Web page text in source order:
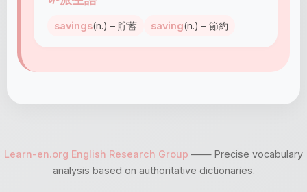
savings(n.) – 貯蓄 saving(n.) – 節約
Learn-en.org English Research Group —— Precise vocabulary
analysis based on authoritative dictionaries.